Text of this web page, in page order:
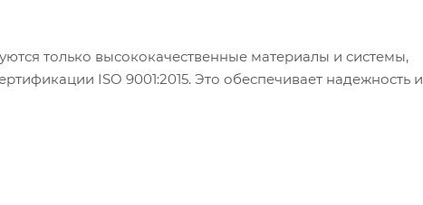
только высококачественные материалы и системы,
ISO 9001:2015. Это обеспечивает надежность и